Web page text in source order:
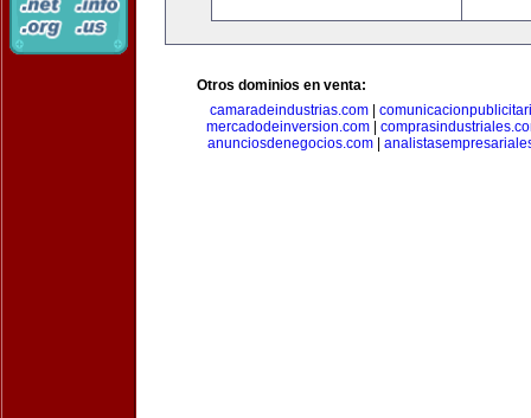
Otros dominios en venta:
camaradeindustrias.com|
mercadodeinversion.com
anunciosdenegocios.com|